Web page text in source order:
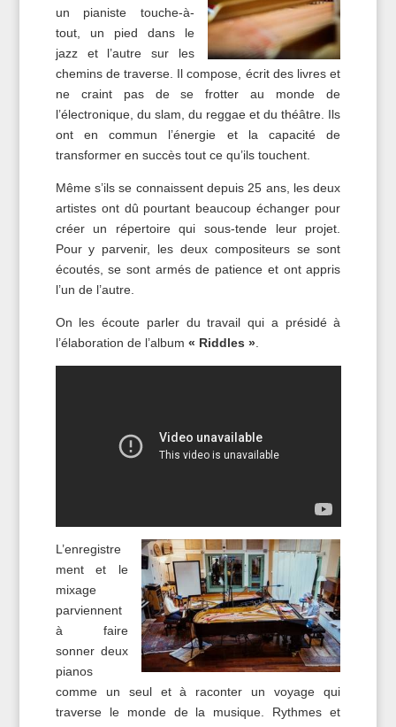
un pianiste touche-à-
tout, un pied dans le
jazz et l’autre sur les
chemins de traverse. Il compose, écrit des livres et
ne craint pas de se frotter au monde de
l’électronique, du slam, du reggae et du théâtre. Ils
ont en commun l’énergie et la capacité de
transformer en succès tout ce qu’ils touchent.
Même s’ils se connaissent depuis 25 ans, les deux
artistes ont dû pourtant beaucoup échanger pour
créer un répertoire qui sous-tende leur projet.
Pour y parvenir, les deux compositeurs se sont
écoutés, se sont armés de patience et ont appris
l’un de l’autre.
On les écoute parler du travail qui a présidé à
l’élaboration de l’album « Riddles ».
L’enregistre
ment et le
mixage
parviennent
à faire
sonner deux
pianos
comme un seul et à raconter un voyage qui
traverse le monde de la musique. Rythmes et